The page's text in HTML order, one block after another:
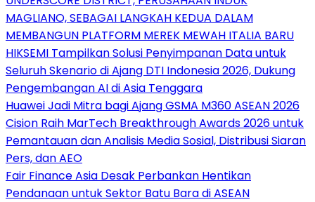
MAGLIANO, SEBAGAI LANGKAH KEDUA DALAM
MEMBANGUN PLATFORM MEREK MEWAH ITALIA BARU
HIKSEMI Tampilkan Solusi Penyimpanan Data untuk
Seluruh Skenario di Ajang DTI Indonesia 2026, Dukung
Pengembangan AI di Asia Tenggara
Huawei Jadi Mitra bagi Ajang GSMA M360 ASEAN 2026
Cision Raih MarTech Breakthrough Awards 2026 untuk
Pemantauan dan Analisis Media Sosial, Distribusi Siaran
Pers, dan AEO
Fair Finance Asia Desak Perbankan Hentikan
Pendanaan untuk Sektor Batu Bara di ASEAN